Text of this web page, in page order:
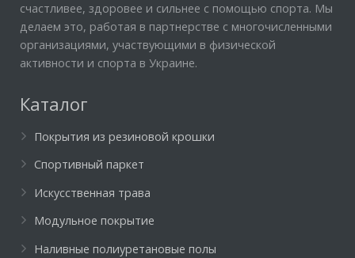
счастливее, здоровее и сильнее с помощью спорта. Мы
делаем это, работая в партнерстве с многочисленными
организациями, участвующими в физической
активности и спорта в Украине.
Каталог
Покрытия из резиновой крошки
Спортивный паркет
Искусственная трава
Модульное покрытие
Наливные полиуретановые полы